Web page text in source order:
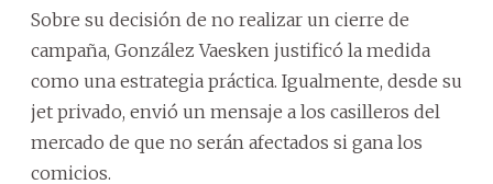
Sobre su decisión de no realizar un cierre de
campaña, González Vaesken justificó la medida
como una estrategia práctica. Igualmente, desde su
jet privado, envió un mensaje a los casilleros del
mercado de que no serán afectados si gana los
comicios.